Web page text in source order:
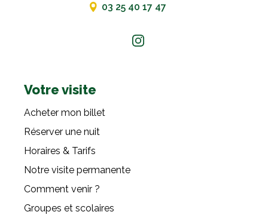
03 25 40 17 47
Votre visite
Acheter mon billet
Réserver une nuit
Horaires & Tarifs
Notre visite permanente
Comment venir ?
Groupes et scolaires